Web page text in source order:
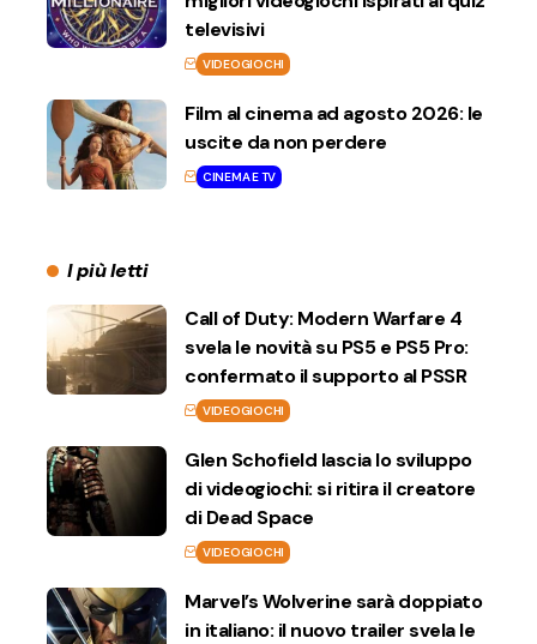
televisivi
VIDEOGIOCHI
Film al cinema ad agosto 2026: le
uscite da non perdere
CINEMA E TV
I più letti
Call of Duty: Modern Warfare 4
svela le novità su PS5 e PS5 Pro:
confermato il supporto al PSSR
VIDEOGIOCHI
Glen Schofield lascia lo sviluppo
di videogiochi: si ritira il creatore
di Dead Space
VIDEOGIOCHI
Marvel’s Wolverine sarà doppiato
in italiano: il nuovo trailer svela le